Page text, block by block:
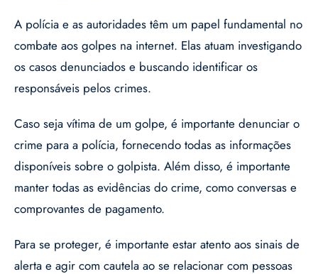
A polícia e as autoridades têm um papel fundamental no
combate aos golpes na internet. Elas atuam investigando
os casos denunciados e buscando identificar os
responsáveis pelos crimes.
Caso seja vítima de um golpe, é importante denunciar o
crime para a polícia, fornecendo todas as informações
disponíveis sobre o golpista. Além disso, é importante
manter todas as evidências do crime, como conversas e
comprovantes de pagamento.
Para se proteger, é importante estar atento aos sinais de
alerta e agir com cautela ao se relacionar com pessoas